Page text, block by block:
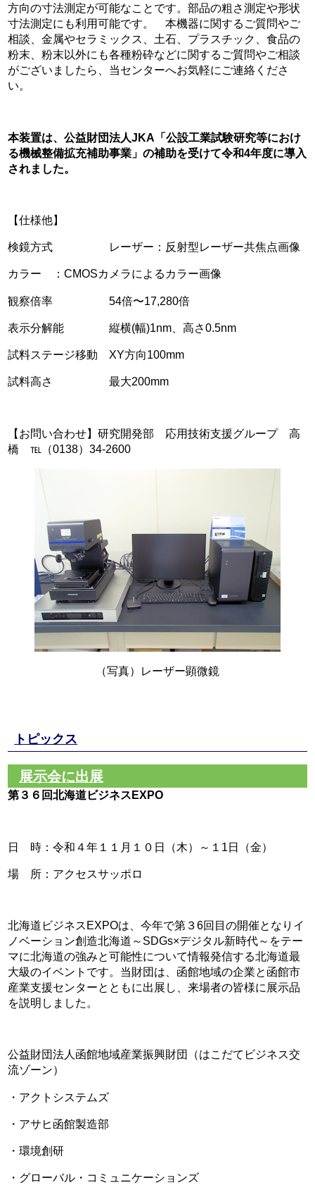
方向の寸法測定が可能なことです。部品の粗さ測定や形状
寸法測定にも利用可能です。 本機器に関するご質問やご
相談、金属やセラミックス、土石、プラスチック、食品の
粉末、粉末以外にも各種粉砕などに関するご質問やご相談
がございましたら、当センターへお気軽にご連絡くださ
い。
本装置は、公益財団法人JKA「公設工業試験研究等におけ
る機械整備拡充補助事業」の補助を受けて令和4年度に導入
されました。
【仕様他】
検鏡方式 レーザー：反射型レーザー共焦点画像
カラー ：CMOSカメラによるカラー画像
観察倍率 54倍〜17,280倍
表示分解能 縦横(幅)1nm、高さ0.5nm
試料ステージ移動 XY方向100mm
試料高さ 最大200mm
【お問い合わせ】研究開発部 応用技術支援グループ 高
橋 ℡（0138）34-2600
（写真）レーザー顕微鏡
トピックス
展示会に出展
第３６回北海道ビジネスEXPO
日 時：令和４年１１月１０日（木）～１1日（金）
場 所：アクセスサッポロ
北海道ビジネスEXPOは、今年で第３6回目の開催となりイ
ノベーション創造北海道～SDGs×デジタル新時代～をテー
マに北海道の強みと可能性について情報発信する北海道最
大級のイベントです。当財団は、函館地域の企業と函館市
産業支援センターとともに出展し、来場者の皆様に展示品
を説明しました。
公益財団法人函館地域産業振興財団（はこだてビジネス交
流ゾーン）
・アクトシステムズ
・アサヒ函館製造部
・環境創研
・グローバル・コミュニケーションズ